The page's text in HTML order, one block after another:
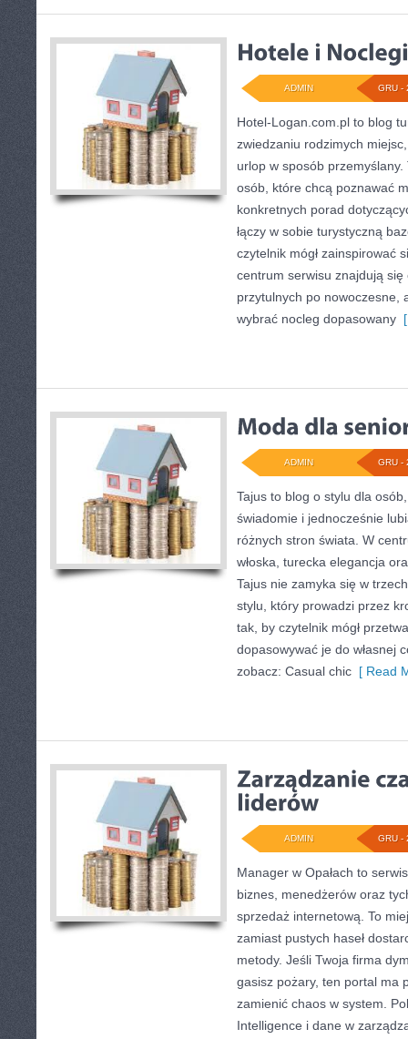
GRU -
ADMIN
Hotel-Logan.com.pl to blog
zwiedzaniu rodzimych
urlop w sposób
osób, które chcą poznawać
konkretnych porad
łączy w sobie turystyczną
czytelnik mógł zainspirować
centrum serwisu znajdują
przytulnych po nowoczesne,
wybrać nocleg dopasowany
GRU -
ADMIN
Tajus to blog o stylu dla
świadomie i jednocześnie
różnych stron świata. W
włoska, turecka elegancja
Tajus nie zamyka się w
stylu, który prowadzi przez
tak, by czytelnik mógł
dopasowywać je do własnej
zobacz: Casual chic [ Read
GRU -
ADMIN
Manager w Opałach to
biznes, menedżerów oraz
sprzedaż internetową. To
zamiast pustych haseł
metody. Jeśli Twoja firma
gasisz pożary, ten portal ma
zamienić chaos w system.
Intelligence i dane w